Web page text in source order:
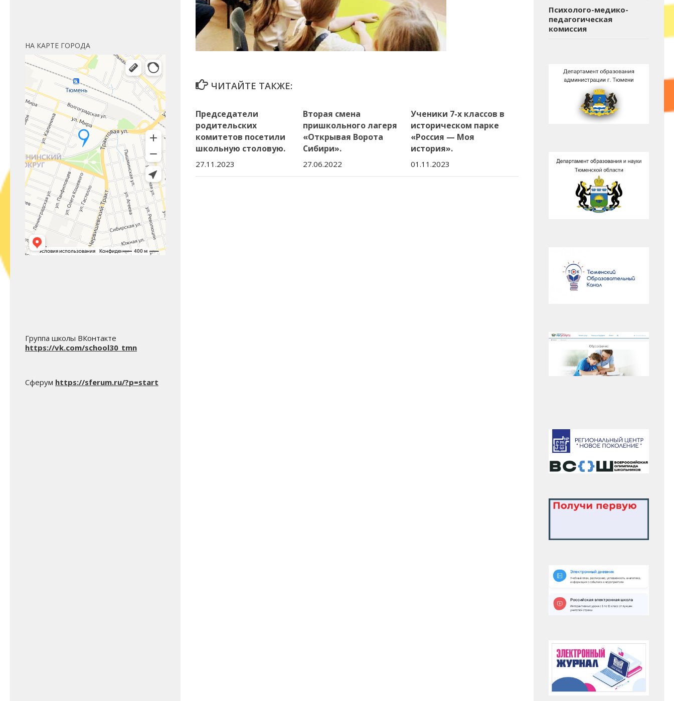
ЧИТАЙТЕ ТАКЖЕ:
Председатели
родительских
комитетов посетили
школьную столовую.
27.11.2023
Вторая смена
пришкольного лагеря
«Открывая Ворота
Сибири».
27.06.2022
Ученики 7-х классов в
историческом парке
«Россия — Моя
история».
01.11.2023
НА КАРТЕ ГОРОДА
Группа школы ВКонтакте
https://vk.com/school30_tmn
Сферум https://sferum.ru/?p=start
Психолого-медико-
педагогическая
комиссия